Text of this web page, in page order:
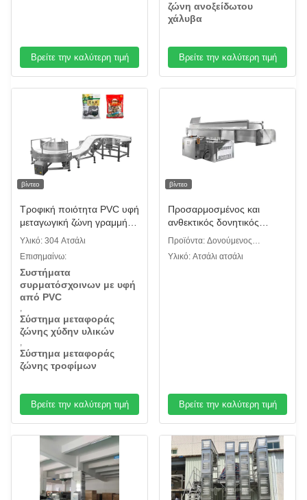
Βρείτε την καλύτερη τιμή
ζώνη ανοξείδωτου
χάλυβα
Βρείτε την καλύτερη τιμή
βίντεο
Τροφική ποιότητα PVC υφή
μεταγωγική ζώνη γραμμή
παραγωγής σακούλες ή
μεταγωγικής ζώνης
Υλικό: 304 Ατσάλι
Επισημαίνω:
Συστήματα
συρματόσχοινων με υφή
από PVC
,
Σύστημα μεταφοράς
ζώνης χύδην υλικών
,
Σύστημα μεταφοράς
ζώνης τροφίμων
Βρείτε την καλύτερη τιμή
βίντεο
Προσαρμοσμένος και
ανθεκτικός δονητικός
τροφοδότης από
ανοξείδωτο χάλυβα 304 με
μεγάλη χοάνη τροφοδοσίας
Προϊόντα: Δονούμενος
τροφοδότης
Υλικό: Ατσάλι ατσάλι
Βρείτε την καλύτερη τιμή